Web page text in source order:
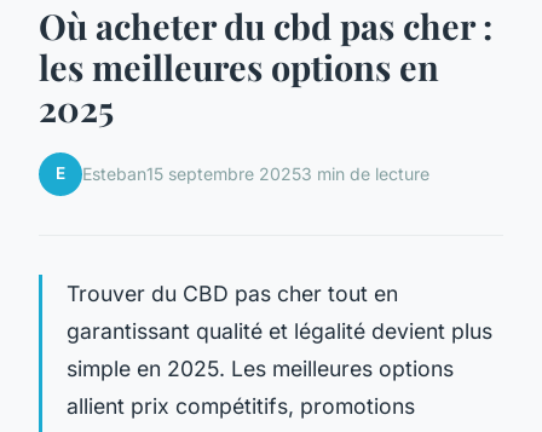
Où acheter du cbd pas cher :
les meilleures options en
2025
E Esteban15 septembre 20253 min de lecture
Trouver du CBD pas cher tout en
garantissant qualité et légalité devient plus
simple en 2025. Les meilleures options
allient prix compétitifs, promotions